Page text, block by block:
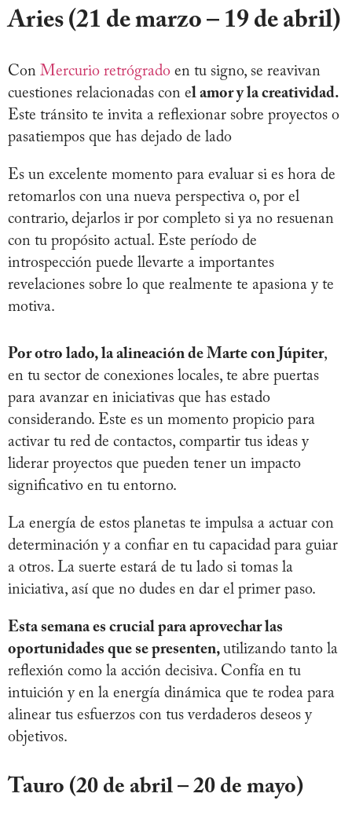
Aries (21 de marzo – 19 de abril)
Con Mercurio retrógrado en tu signo, se reavivan
cuestiones relacionadas con el amor y la creatividad.
Este tránsito te invita a reflexionar sobre proyectos o
pasatiempos que has dejado de lado
Es un excelente momento para evaluar si es hora de
retomarlos con una nueva perspectiva o, por el
contrario, dejarlos ir por completo si ya no resuenan
con tu propósito actual. Este período de
introspección puede llevarte a importantes
revelaciones sobre lo que realmente te apasiona y te
motiva.
Por otro lado, la alineación de Marte con Júpiter,
en tu sector de conexiones locales, te abre puertas
para avanzar en iniciativas que has estado
considerando. Este es un momento propicio para
activar tu red de contactos, compartir tus ideas y
liderar proyectos que pueden tener un impacto
significativo en tu entorno.
La energía de estos planetas te impulsa a actuar con
determinación y a confiar en tu capacidad para guiar
a otros. La suerte estará de tu lado si tomas la
iniciativa, así que no dudes en dar el primer paso.
Esta semana es crucial para aprovechar las
oportunidades que se presenten, utilizando tanto la
reflexión como la acción decisiva. Confía en tu
intuición y en la energía dinámica que te rodea para
alinear tus esfuerzos con tus verdaderos deseos y
objetivos.
Tauro (20 de abril – 20 de mayo)